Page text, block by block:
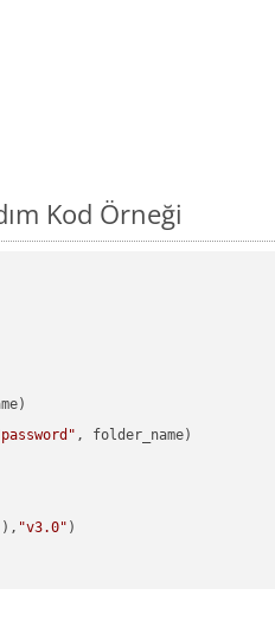
Kod Örneği
, folder_name)
"v3.0" )